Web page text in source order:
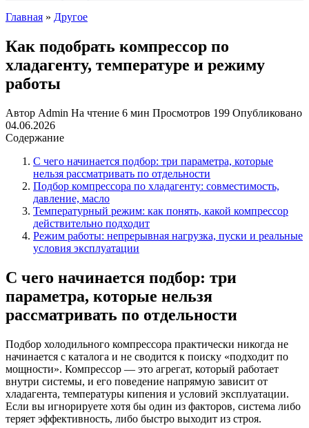
Главная » Другое
Как подобрать компрессор по
хладагенту, температуре и режиму
работы
Автор Admin На чтение 6 мин Просмотров 199 Опубликовано
04.06.2026
Содержание
С чего начинается подбор: три параметра, которые
нельзя рассматривать по отдельности
Подбор компрессора по хладагенту: совместимость,
давление, масло
Температурный режим: как понять, какой компрессор
действительно подходит
Режим работы: непрерывная нагрузка, пуски и реальные
условия эксплуатации
С чего начинается подбор: три
параметра, которые нельзя
рассматривать по отдельности
Подбор холодильного компрессора практически никогда не
начинается с каталога и не сводится к поиску «подходит по
мощности». Компрессор — это агрегат, который работает
внутри системы, и его поведение напрямую зависит от
хладагента, температуры кипения и условий эксплуатации.
Если вы игнорируете хотя бы один из факторов, система либо
теряет эффективность, либо быстро выходит из строя.